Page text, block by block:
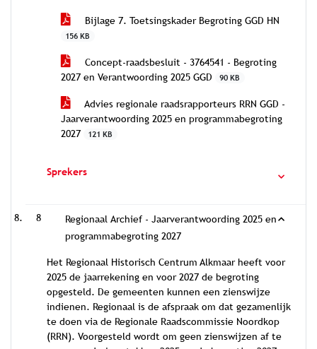
Bijlage 7. Toetsingskader Begroting GGD HN
156 KB
Concept-raadsbesluit - 3764541 - Begroting
2027 en Verantwoording 2025 GGD
90 KB
Advies regionale raadsrapporteurs RRN GGD -
Jaarverantwoording 2025 en programmabegroting
2027
121 KB
Sprekers
8
Regionaal Archief - Jaarverantwoording 2025 en
programmabegroting 2027
Het Regionaal Historisch Centrum Alkmaar heeft voor
2025 de jaarrekening en voor 2027 de begroting
opgesteld. De gemeenten kunnen een zienswijze
indienen. Regionaal is de afspraak om dat gezamenlijk
te doen via de Regionale Raadscommissie Noordkop
(RRN). Voorgesteld wordt om geen zienswijzen af te